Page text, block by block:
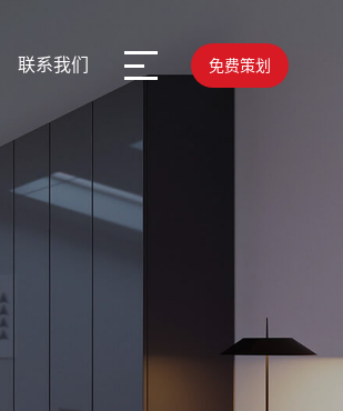
联系我们 免费策划